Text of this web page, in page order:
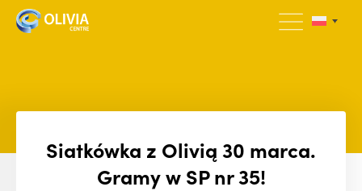
Siatkówka z Olivią 30 marca.
Gramy w SP nr 35!